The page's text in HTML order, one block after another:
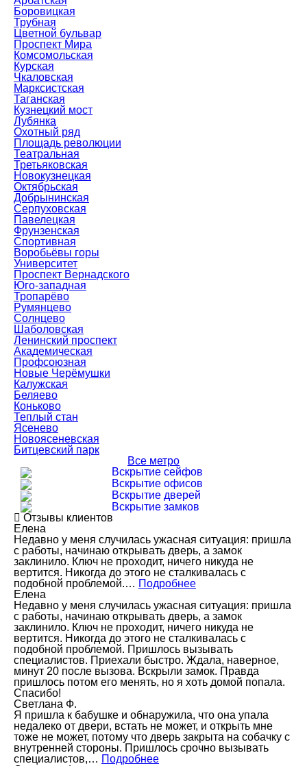
Боровицкая
Трубная
Цветной бульвар
Проспект Мира
Комсомольская
Курская
Чкаловская
Марксистская
Таганская
Кузнецкий мост
Лубянка
Охотный ряд
Площадь революции
Театральная
Третьяковская
Новокузнецкая
Октябрьская
Добрынинская
Серпуховская
Павелецкая
Фрунзенская
Спортивная
Воробьёвы горы
Университет
Проспект Вернадского
Юго-западная
Тропарёво
Румянцево
Солнцево
Шаболовская
Ленинский проспект
Академическая
Профсоюзная
Новые Черёмушки
Калужская
Беляево
Коньково
Теплый стан
Ясенево
Новоясеневская
Битцевский парк
Все метро
Вскрытие сейфов
Вскрытие офисов
Вскрытие дверей
Вскрытие замков
Отзывы клиентов
Елена
Недавно у меня случилась ужасная ситуация: пришла
с работы, начинаю открывать дверь, а замок
заклинило. Ключ не проходит, ничего никуда не
вертится. Никогда до этого не сталкивалась с
подобной проблемой.… Подробнее
Елена
Недавно у меня случилась ужасная ситуация: пришла
с работы, начинаю открывать дверь, а замок
заклинило. Ключ не проходит, ничего никуда не
вертится. Никогда до этого не сталкивалась с
подобной проблемой. Пришлось вызывать
специалистов. Приехали быстро. Ждала, наверное,
минут 20 после вызова. Вскрыли замок. Правда
пришлось потом его менять, но я хоть домой попала.
Спасибо!
Светлана Ф.
Я пришла к бабушке и обнаружила, что она упала
недалеко от двери, встать не может, и открыть мне
тоже не может, потому что дверь закрыта на собачку с
внутренней стороны. Пришлось срочно вызывать
специалистов,… Подробнее